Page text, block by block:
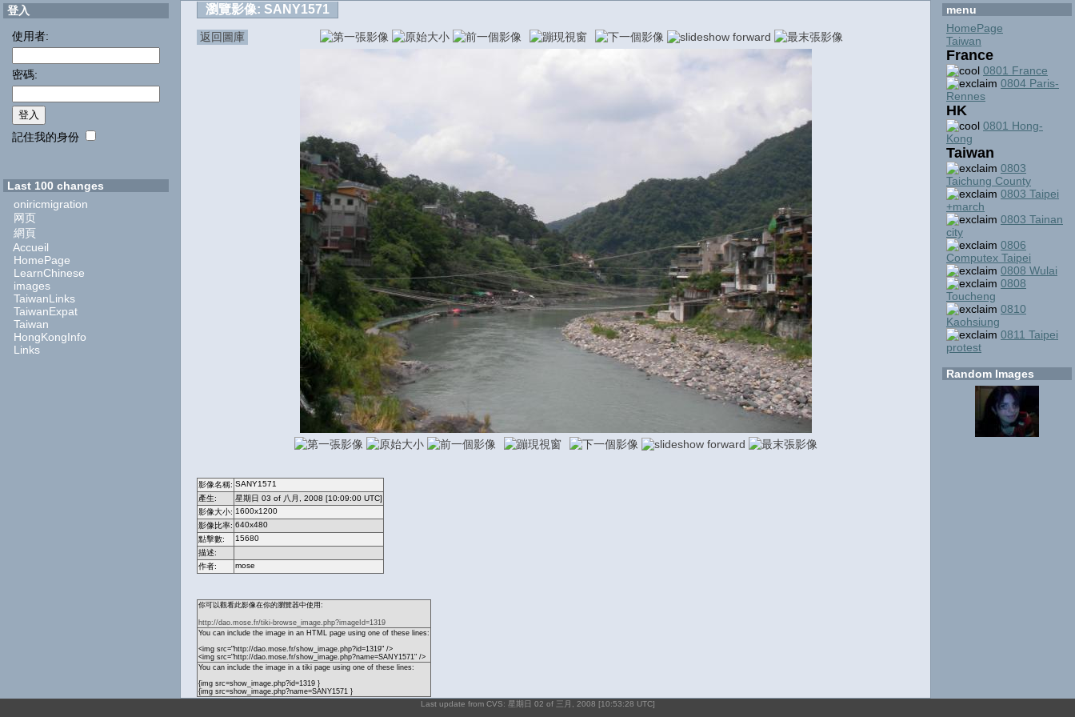
登入
使用者:
密碼:
記住我的身份
Last 100 changes
oniricmigration
网页
網頁
Accueil
HomePage
LearnChinese
images
TaiwanLinks
TaiwanExpat
Taiwan
HongKongInfo
Links
瀏覽影像: SANY1571
返回圖庫
影像名稱: SANY1571
產生:
星期日 03 of 八月, 2008 [10:09:00 UTC]
影像大小: 1600x1200
影像比率: 640x480
點擊數:
15680
描述:
作者:
mose
你可以觀看此影像在你的瀏覽器中使用:
http://dao.mose.fr/tiki-browse_image.php?imageId=1319
You can include the image in an HTML page using one of these lines:
<img src="http://dao.mose.fr/show_image.php?id=1319" />
<img src="http://dao.mose.fr/show_image.php?name=SANY1571" />
You can include the image in a tiki page using one of these lines:
{img src=show_image.php?id=1319 }
{img src=show_image.php?name=SANY1571 }
menu
HomePage
Taiwan
France
0801 France
0804 Paris-
Rennes
HK
0801 Hong-
Kong
Taiwan
0803
Taichung County
0803 Taipei
+march
0803 Tainan
city
0806
Computex Taipei
0808 Wulai
0808
Toucheng
0810
Kaohsiung
0811 Taipei
protest
Random Images
Last update from CVS: 星期日 02 of 三月, 2008 [10:53:28 UTC]